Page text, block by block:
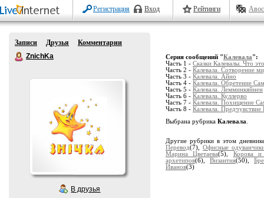
Регистрация Вход Рейтинги
Записи Друзья
Комментарии
ZnichKa
В друзья
Серия сообщений "Калевала":
Часть 1 - Сказки Калевалы. Что
Часть 2 - Калевала. Сотворение
Часть 3 - Калевала. Айно
Часть 4 - Калевала. Обретение
Часть 5 - Калевала. Лемминкяйнен
Часть 6 - Калевала. Куллерво
Часть 7 - Калевала. Похищение
Часть 8 - Калевала. Предчувствие
Выбрана рубрика Калевала
Другие рубрики в этом
Перевод(7),Офисные
Марина Цветаева(5), Корова и
архетипов(6), Византия(50),
Иванов(3)